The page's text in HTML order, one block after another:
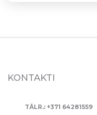
KONTAKTI
TĀLR.: +371 64281559